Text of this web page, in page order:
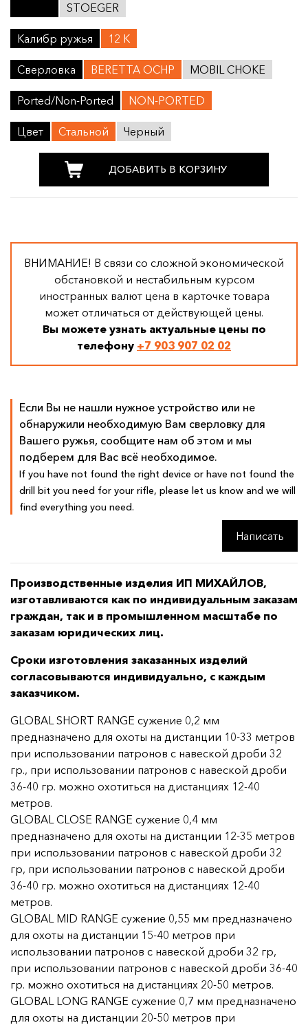
STOEGER
Калибр ружья 12 K
Сверловка BERETTA OCHP MOBIL CHOKE
Ported/Non-Ported NON-PORTED
Цвет Стальной Черный
ДОБАВИТЬ В КОРЗИНУ
ВНИМАНИЕ! В связи со сложной экономической
обстановкой и нестабильным курсом
иностранных валют цена в карточке товара
может отличаться от действующей цены.
Вы можете узнать актуальные цены по
телефону +7 903 907 02 02
Если Вы не нашли нужное устройство или не
обнаружили необходимую Вам сверловку для
Вашего ружья, сообщите нам об этом и мы
подберем для Вас всё необходимое.
If you have not found the right device or have not found the
drill bit you need for your rifle, please let us know and we will
find everything you need.
Написать
Производственные изделия ИП МИХАЙЛОВ,
изготавливаются как по индивидуальным заказам
граждан, так и в промышленном масштабе по
заказам юридических лиц.
Сроки изготовления заказанных изделий
согласовываются индивидуально, с каждым
заказчиком.
GLOBAL SHORT RANGE сужение 0,2 мм
предназначено для охоты на дистанции 10-33 метров
при использовании патронов с навеской дроби 32
гр., при использовании патронов с навеской дроби
36-40 гр. можно охотиться на дистанциях 12-40
метров.
GLOBAL CLOSE RANGE сужение 0,4 мм
предназначено для охоты на дистанции 12-35 метров
при использовании патронов с навеской дроби 32
гр, при использовании патронов с навеской дроби
36-40 гр. можно охотиться на дистанциях 12-40
метров.
GLOBAL MID RANGE сужение 0,55 мм предназначено
для охоты на дистанции 15-40 метров при
использовании патронов с навеской дроби 32 гр,
при использовании патронов с навеской дроби 36-40
гр. можно охотиться на дистанциях 20-50 метров.
GLOBAL LONG RANGE сужение 0,7 мм предназначено
для охоты на дистанции 20-50 метров при